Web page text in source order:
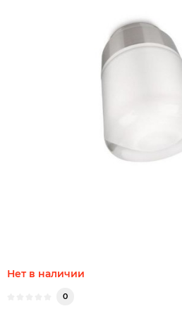
Нет в наличии
0